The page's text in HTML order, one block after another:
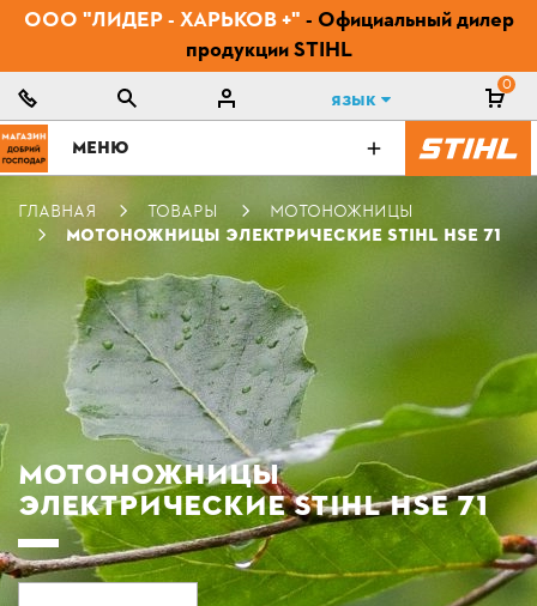
ООО "ЛИДЕР - ХАРЬКОВ +" - Официальный дилер
продукции STIHL
Язык
0
МЕНЮ
ГЛАВНАЯ ТОВАРЫ
МОТОНОЖНИЦЫ
МОТОНОЖНИЦЫ ЭЛЕКТРИЧЕСКИЕ STIHL HSE 71
МОТОНОЖНИЦЫ
ЭЛЕКТРИЧЕСКИЕ STIHL HSE 71